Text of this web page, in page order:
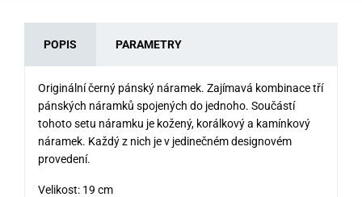
POPIS PARAMETRY
Originální černý pánský náramek. Zajímavá kombinace tří
pánských náramků spojených do jednoho. Součástí
tohoto setu náramku je kožený, korálkový a kamínkový
náramek. Každý z nich je v jedinečném designovém
provedení.
Velikost: 19 cm